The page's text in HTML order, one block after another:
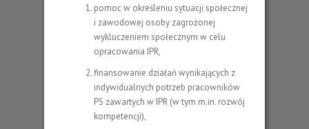
pomoc w określeniu sytuacji społecznej
i zawodowej osoby zagrożonej
wykluczeniem społecznym w celu
opracowania IPR,
finansowanie działań wynikających z
indywidualnych potrzeb pracowników
PS zawartych w IPR (w tym m.in. rozwój
kompetencji),